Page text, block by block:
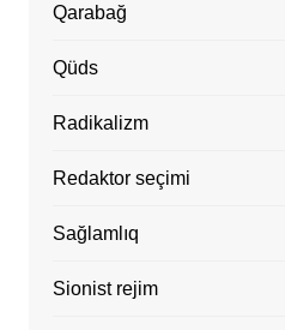
Qarabağ
Qüds
Radikalizm
Redaktor seçimi
Sağlamlıq
Sionist rejim